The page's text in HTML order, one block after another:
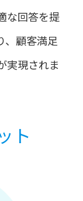
な回答を提
、顧客満足
実現されま
ト